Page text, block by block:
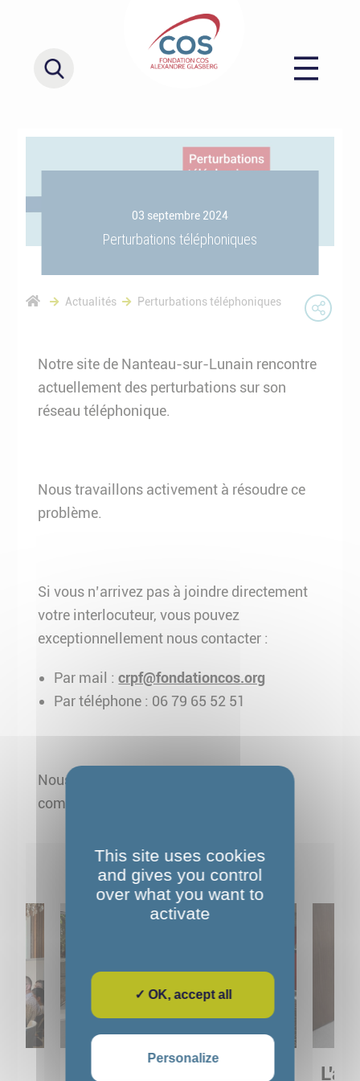
03 septembre 2024
Perturbations téléphoniques
Actualités Perturbations téléphoniques
Notre site de Nanteau-sur-Lunain rencontre
actuellement des perturbations sur son
réseau téléphonique.
Nous travaillons activement à résoudre ce
problème.
Si vous n’arrivez pas à joindre directement
votre interlocuteur, vous pouvez
exceptionnellement nous contacter :
Par mail :crpf@fondationcos.org
Par téléphone : 06 79 65 52 51
Nous vous remercions pour votre
compréhension et votre patience.
Pour aller plus loin
Sortie pédagogique au
This site uses cookies
and gives you control
over what you want to
activate
✓ OK, accept all
Personalize